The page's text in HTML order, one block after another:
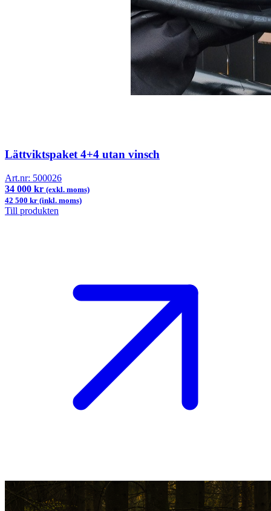
Lättviktspaket 4+4 utan vinsch
Art.nr: 500026
34 000 kr (exkl. moms)
42 500 kr (inkl. moms)
Till produkten